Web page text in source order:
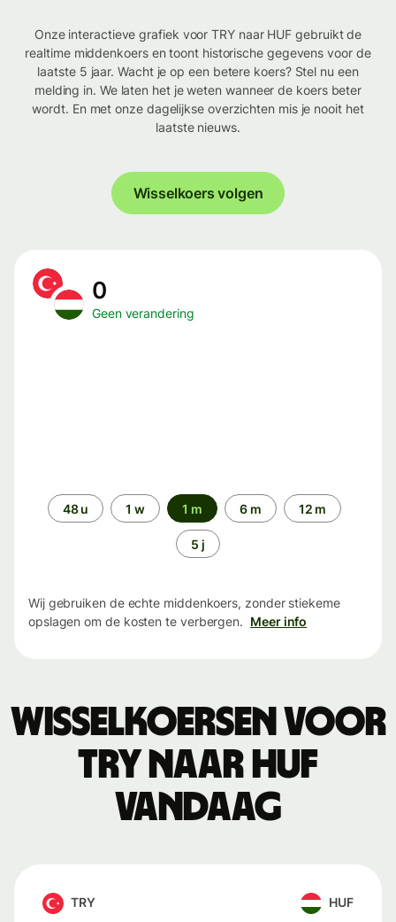
Onze interactieve grafiek voor TRY naar HUF gebruikt de
realtime middenkoers en toont historische gegevens voor de
laatste 5 jaar. Wacht je op een betere koers? Stel nu een
melding in. We laten het je weten wanneer de koers beter
wordt. En met onze dagelijkse overzichten mis je nooit het
laatste nieuws.
Wisselkoers volgen
0
Geen verandering
Periode48 u 1 w 1 m 6 m 12 m
5 j
Wij gebruiken de echte middenkoers, zonder stiekeme
opslagen om de kosten te verbergen. Meer info
Wisselkoersen voor
TRY naar HUF
vandaag
TRY HUF